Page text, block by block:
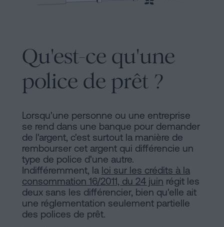
Cookies
Manifeste
Liens
Juridiques
Notariaux
d'Intérêt
Processus
Éditorial
cinq
étapes
Peut-
signer
une
hypothèque
sans
certificat
d'habitabilité
?
Contacter
Qu'est-ce qu'une
police de prêt ?
Lorsqu'une personne ou une entreprise
se rend dans une banque pour demander
de l'argent, c'est surtout la manière de
rembourser cet argent qui différencie un
type de police d'une autre.
Indifféremment, la loi sur les crédits à la
consommation 16/2011, du 24 juin régit les
deux sans les différencier, bien qu'elle ait
une réglementation seulement partielle
des polices de prêt.